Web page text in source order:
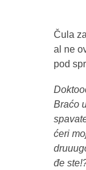
Čula
al ne
pod
Braćo
ćeri
đe